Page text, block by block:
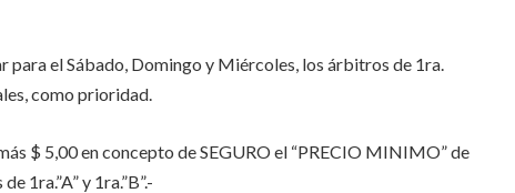
para el Sábado, Domingo y Miércoles, los árbitros de 1ra.
como prioridad.
$ 5,00 en concepto de SEGURO el “PRECIO MINIMO” de
1ra.”A” y 1ra.”B”.-